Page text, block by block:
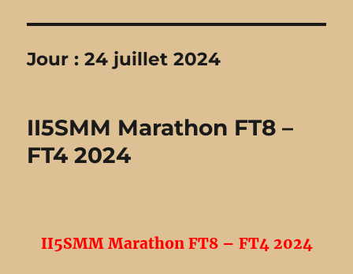
Jour :24 juillet 2024
II5SMM Marathon FT8 –
FT4 2024
II5SMM Marathon FT8 – FT4 2024